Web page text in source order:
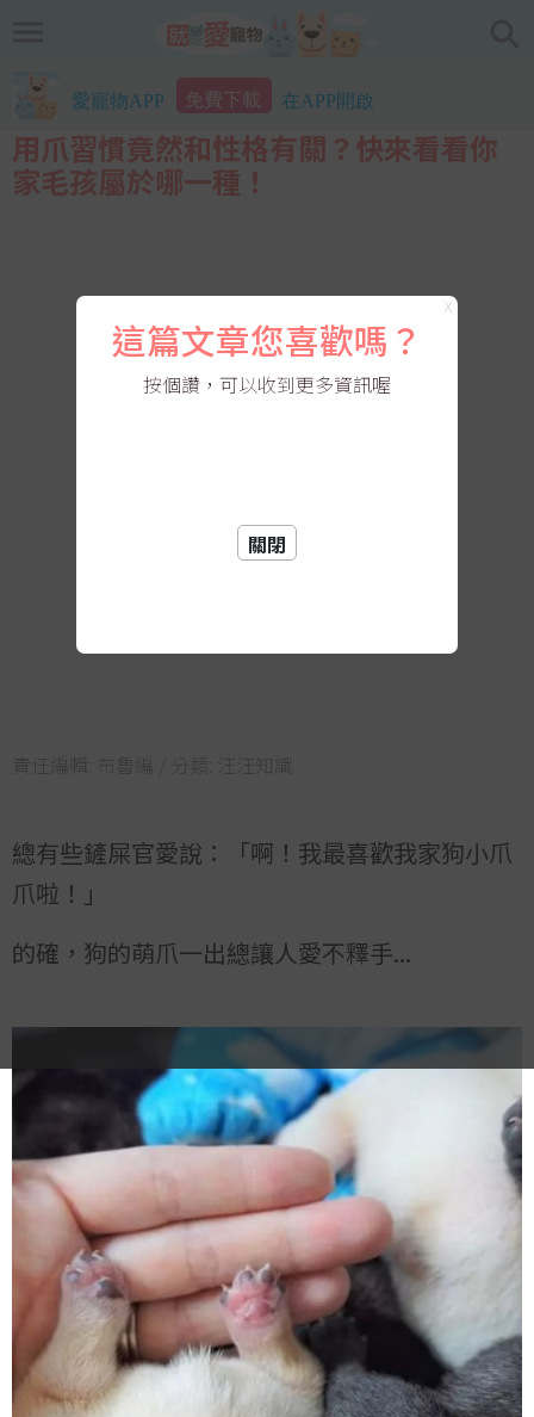
愛寵物APP 免費下載 在APP開啟
用爪習慣竟然和性格有關？快來看看你
家毛孩屬於哪一種！
責任編輯: 布魯編 / 分類: 汪汪知識
總有些鏟屎官愛說：「啊！我最喜歡我家狗小爪
爪啦！」
的確，狗的萌爪一出總讓人愛不釋手...
X
這篇文章您喜歡嗎？
按個讚，可以收到更多資訊喔
關閉